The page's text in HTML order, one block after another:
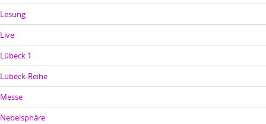
Lesung
Live
Lübeck 1
Lübeck-Reihe
Messe
Nebelsphäre